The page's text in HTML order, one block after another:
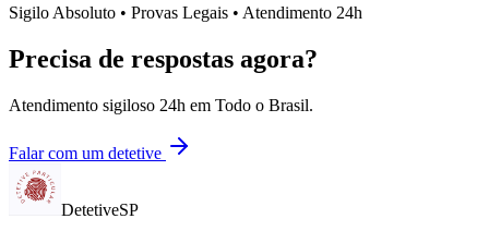
Sigilo Absoluto • Provas Legais • Atendimento 24h
Precisa de respostas agora?
Atendimento sigiloso 24h em Todo o Brasil.
Falar com um detetive
DetetiveSP